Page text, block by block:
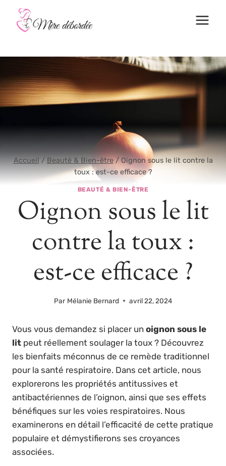
contenu
Accueil / Beauté & Bien-être / Oignon sous le lit contre la
toux : est-ce efficace ?
BEAUTÉ & BIEN-ÊTRE
Oignon sous le lit
contre la toux :
est-ce efficace ?
Par Mélanie Bernard avril 22, 2024
Vous vous demandez si placer un oignon sous le
lit peut réellement soulager la toux ? Découvrez
les bienfaits méconnus de ce remède traditionnel
pour la santé respiratoire. Dans cet article, nous
explorerons les propriétés antitussives et
antibactériennes de l’oignon, ainsi que ses effets
bénéfiques sur les voies respiratoires. Nous
examinerons en détail l’efficacité de cette pratique
populaire et démystifierons ses croyances
associées.